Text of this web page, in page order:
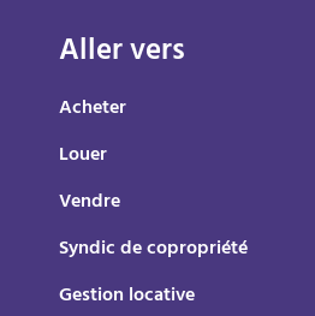
Aller vers
Acheter
Louer
Vendre
Syndic de copropriété
Gestion locative